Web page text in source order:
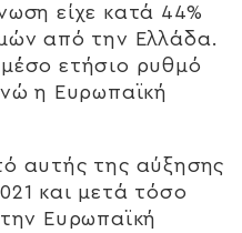
είχε κατά 44%
από την Ελλάδα.
ετήσιο ρυθμό
η Ευρωπαϊκή
αυτής της αύξησης
και μετά τόσο
Ευρωπαϊκή